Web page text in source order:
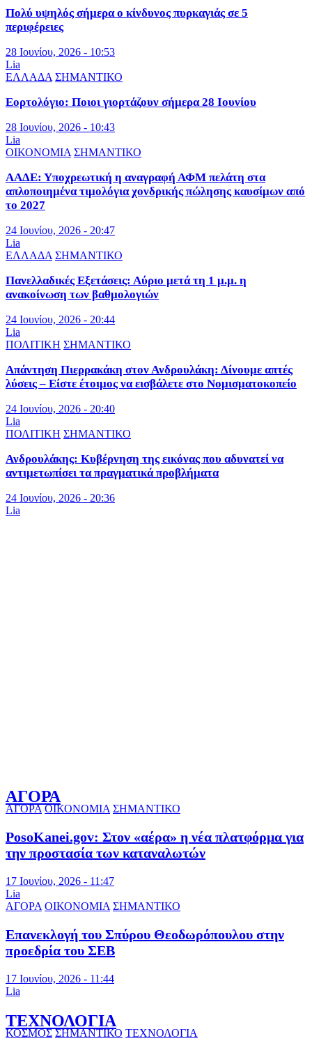
Πολύ υψηλός σήμερα ο κίνδυνος πυρκαγιάς σε 5
περιφέρειες
28 Ιουνίου, 2026 - 10:53
Lia
ΕΛΛΑΔΑ ΣΗΜΑΝΤΙΚΟ
Εορτολόγιο: Ποιοι γιορτάζουν σήμερα 28 Ιουνίου
28 Ιουνίου, 2026 - 10:43
Lia
ΟΙΚΟΝΟΜΙΑ ΣΗΜΑΝΤΙΚΟ
ΑΑΔΕ: Υποχρεωτική η αναγραφή ΑΦΜ πελάτη στα
απλοποιημένα τιμολόγια χονδρικής πώλησης καυσίμων από
το 2027
24 Ιουνίου, 2026 - 20:47
Lia
ΕΛΛΑΔΑ ΣΗΜΑΝΤΙΚΟ
Πανελλαδικές Εξετάσεις: Αύριο μετά τη 1 μ.μ. η
ανακοίνωση των βαθμολογιών
24 Ιουνίου, 2026 - 20:44
Lia
ΠΟΛΙΤΙΚΗ ΣΗΜΑΝΤΙΚΟ
Απάντηση Πιερρακάκη στον Ανδρουλάκη: Δίνουμε απτές
λύσεις – Είστε έτοιμος να εισβάλετε στο Νομισματοκοπείο
24 Ιουνίου, 2026 - 20:40
Lia
ΠΟΛΙΤΙΚΗ ΣΗΜΑΝΤΙΚΟ
Ανδρουλάκης: Κυβέρνηση της εικόνας που αδυνατεί να
αντιμετωπίσει τα πραγματικά προβλήματα
24 Ιουνίου, 2026 - 20:36
Lia
ΑΓΟΡΑ
ΑΓΟΡΑ ΟΙΚΟΝΟΜΙΑ ΣΗΜΑΝΤΙΚΟ
PosoKanei.gov: Στον «αέρα» η νέα πλατφόρμα για
την προστασία των καταναλωτών
17 Ιουνίου, 2026 - 11:47
Lia
ΑΓΟΡΑ ΟΙΚΟΝΟΜΙΑ ΣΗΜΑΝΤΙΚΟ
Επανεκλογή του Σπύρου Θεοδωρόπουλου στην
προεδρία του ΣΕΒ
17 Ιουνίου, 2026 - 11:44
Lia
ΤΕΧΝΟΛΟΓΙΑ
ΚΟΣΜΟΣ ΣΗΜΑΝΤΙΚΟ ΤΕΧΝΟΛΟΓΙΑ